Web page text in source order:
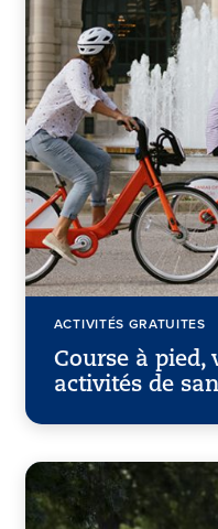
ACTIVITÉS GRATUITES
Course à pied,
activités de